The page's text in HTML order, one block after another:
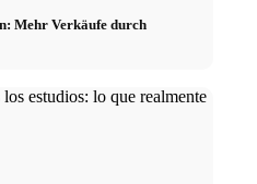
Mehr Verkäufe durch